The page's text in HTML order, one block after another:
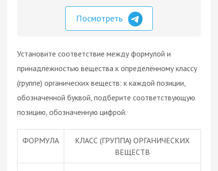
Посмотреть
Установите соответствие между формулой и
принадлежностью вещества к определённому классу
(группе) органических веществ: к каждой позиции,
обозначенной буквой, подберите соответствующую
позицию, обозначенную цифрой.
ФОРМУЛА
КЛАСС (ГРУППА) ОРГАНИЧЕСКИХ
ВЕЩЕСТВ